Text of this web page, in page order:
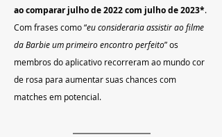
ao comparar julho de 2022 com julho de 2023*.
Com frases como “eu consideraria assistir ao filme
da Barbie um primeiro encontro perfeito” os
membros do aplicativo recorreram ao mundo cor
de rosa para aumentar suas chances com
matches em potencial.